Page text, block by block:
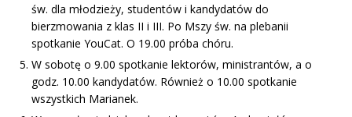
św. dla młodzieży, studentów i kandydatów do
bierzmowania z klas II i III. Po Mszy św. na plebanii
spotkanie YouCat. O 19.00 próba chóru.
W sobotę o 9.00 spotkanie lektorów, ministrantów, a o
godz. 10.00 kandydatów. Również o 10.00 spotkanie
wszystkich Marianek.